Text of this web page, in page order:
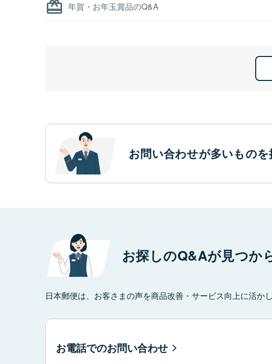
年賀・お年玉賞品のQ&A
お問い合わせが多いものを
お探しのQ&Aが見つか
日本郵便は、お客さまの声を商品改善・サービス向上に活か
お電話でのお問い合わせ